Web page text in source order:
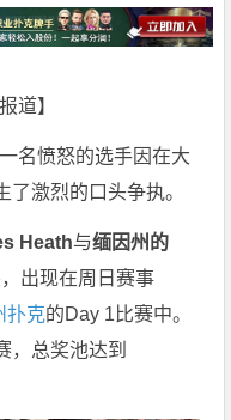
道】
名愤怒的选手因在大
激烈的口头争执。
Heath与缅因州的
出现在周日赛事
扑克的Day 1比赛中。
，总奖池达到